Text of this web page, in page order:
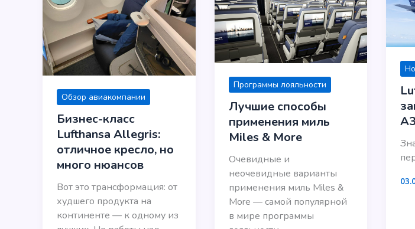
Обзор авиакомпании
Бизнес-класс
Lufthansa Allegris:
отличное кресло, но
много нюансов
Вот это трансформация: от
худшего продукта на
континенте — к одному из
Программы лояльности
Лучшие способы
применения миль
Miles & More
Очевидные и
неочевидные варианты
применения миль Miles &
More — самой популярной
в мире программы